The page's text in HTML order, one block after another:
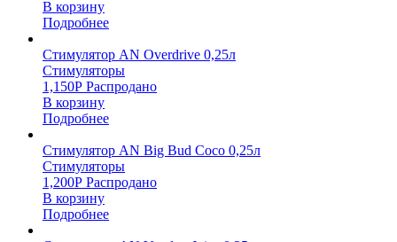
В корзину
Подробнее
Стимулятор AN Overdrive 0,25л
Стимуляторы
1,150Р Распродано
В корзину
Подробнее
Стимулятор AN Big Bud Coco 0,25л
Стимуляторы
1,200Р Распродано
В корзину
Подробнее